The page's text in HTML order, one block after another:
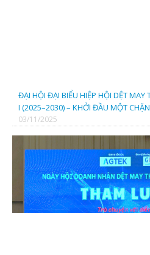
ĐẠI HỘI ĐẠI BIỂU HIỆP HỘI DỆT MAY
I (2025–2030) – KHỞI ĐẦU MỘT
03/11/2025